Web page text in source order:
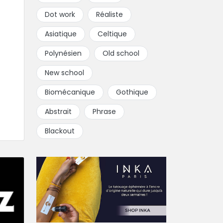
Dot work
Réaliste
Asiatique
Celtique
Polynésien
Old school
New school
Biomécanique
Gothique
Abstrait
Phrase
Blackout